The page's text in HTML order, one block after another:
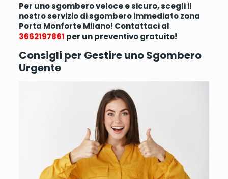
Per uno sgombero veloce e sicuro, scegli il
nostro servizio di sgombero immediato zona
Porta Monforte Milano! Contattaci al
3662197861 per un preventivo gratuito!
Consigli per Gestire uno Sgombero
Urgente